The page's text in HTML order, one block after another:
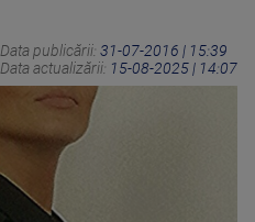
Data publicării: 31-07-2016 | 15:39
Data actualizării: 15-08-2025 | 14:07